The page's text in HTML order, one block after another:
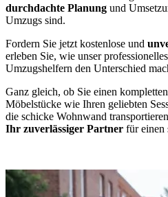
durchdachte Planung und
Umzugs sind.
Fordern Sie jetzt kostenlose und
erleben Sie, wie unser
Umzugshelfern den Unterschied
Ganz gleich, ob Sie einen
Möbelstücke wie Ihren geliebten
die schicke Wohnwand
Ihr zuverlässiger Partner für einen